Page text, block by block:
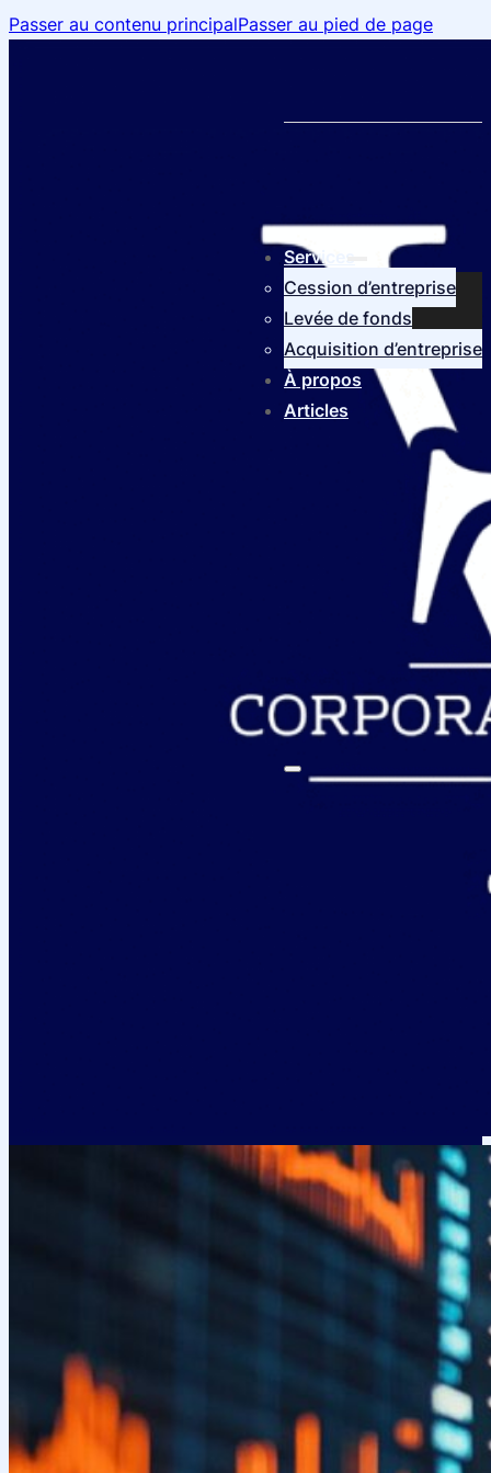
Passer au contenu principalPasser au pied de page
Services
Cession d’entreprise
Levée de fonds
Acquisition d’entreprise
À propos
Articles